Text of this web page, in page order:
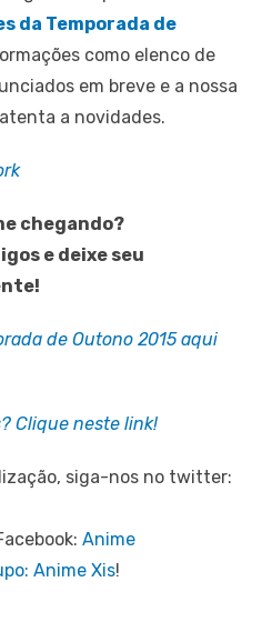
da Temporada de
como elenco de
em breve e a nossa
a novidades.
chegando?
e deixe seu
de Outono 2015 aqui
Clique neste link!
siga-nos no twitter:
Anime
Anime Xis!